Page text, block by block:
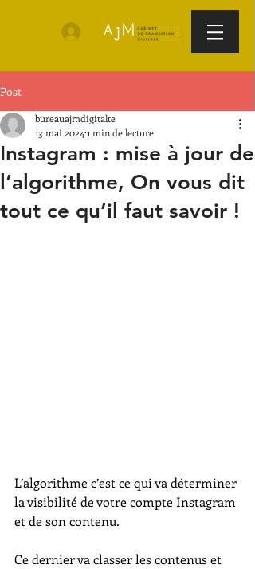
Post
Instagram : mise à jour de
l’algorithme, On vous dit
tout ce qu’il faut savoir !
bureauajmdigitalte
13 mai 2024 1 min de lecture
L’algorithme c’est ce qui va déterminer
la visibilité de votre compte Instagram
et de son contenu.
Ce dernier va classer les contenus et